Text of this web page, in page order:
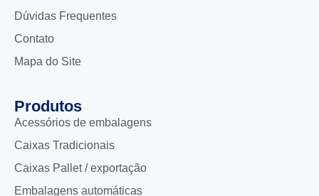
Dúvidas Frequentes
Contato
Mapa do Site
Produtos
Acessórios de embalagens
Caixas Tradicionais
Caixas Pallet / exportação
Embalagens automáticas